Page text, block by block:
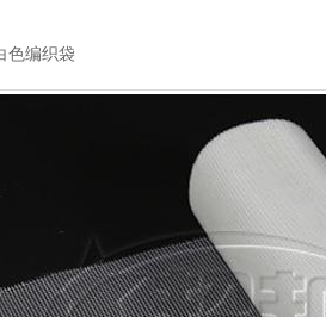
色编织袋